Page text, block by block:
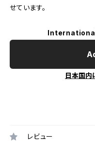
せています。
日本国内
レビュー